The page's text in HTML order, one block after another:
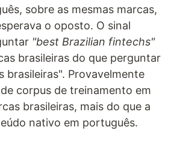
sobre as mesmas marcas,
o oposto. O sinal
"best Brazilian fintechs"
brasileiras do que perguntar
brasileiras". Provavelmente
corpus de treinamento em
brasileiras, mais do que a
nativo em português.